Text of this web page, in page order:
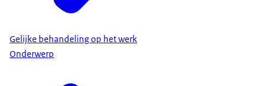
Gelijke behandeling op het werk
Onderwerp